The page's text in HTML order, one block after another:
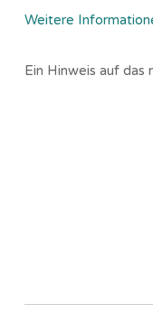
Weitere
Ein Hinweis auf das